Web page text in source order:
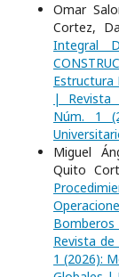
Omar
Cortez,
Integral
Estructura
| Revista
Núm. 1
Miguel
Quito
Revista
1 (2026):